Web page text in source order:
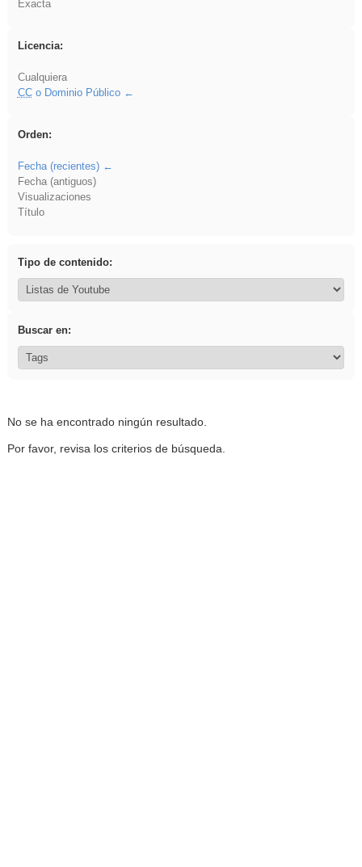
Exacta
Licencia:
Cualquiera
CCo Dominio Público
Orden:
Fecha (recientes)
Fecha (antiguos)
Visualizaciones
Título
Tipo de contenido:
Buscar en:
No se ha encontrado ningún resultado.
Por favor, revisa los criterios de búsqueda.